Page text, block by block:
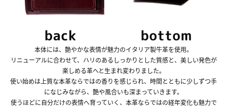
本体には、艶やかな表情が魅力のイタリア製牛革を使用。
リニューアルに合わせて、ハリのあるしっかりとした質感と、美しい発色が
楽しめる革へと生まれ変わりました。
使い始めは上質な本革ならではの香りを感じられ、時間とともに少しずつ手
になじみながら、艶や風合いも深まっていきます。
使うほどに自分だけの表情へ育っていく、本革ならではの経年変化も魅力で